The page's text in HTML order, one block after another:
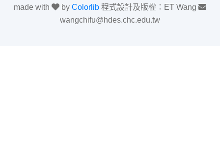
made with
by Colorlib 程式設計及版權：ET Wang
wangchifu@hdes.chc.edu.tw